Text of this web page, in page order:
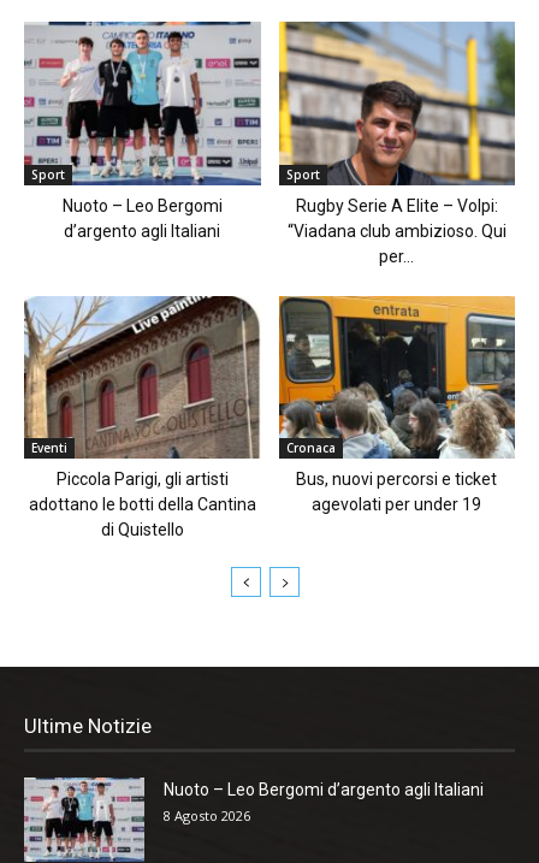
Sport
Nuoto – Leo Bergomi
d’argento agli Italiani
Sport
Rugby Serie A Elite – Volpi:
“Viadana club ambizioso. Qui
per...
Eventi
Piccola Parigi, gli artisti
adottano le botti della Cantina
di Quistello
Cronaca
Bus, nuovi percorsi e ticket
agevolati per under 19
Ultime Notizie
Nuoto – Leo Bergomi d’argento agli Italiani
8 Agosto 2026